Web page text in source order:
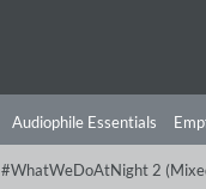
Audiophile Essentials
Angebote Preorder
#WhatWeDoAtNight 2